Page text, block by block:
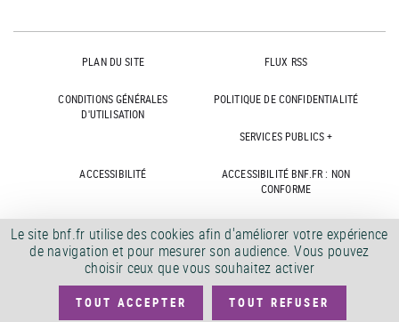
PLAN DU SITE FLUX RSS
CONDITIONS GÉNÉRALES
D'UTILISATION
POLITIQUE DE CONFIDENTIALITÉ
SERVICES PUBLICS +
ACCESSIBILITÉ
ACCESSIBILITÉ BNF.FR : NON
CONFORME
MARCHÉS PUBLICS OFFRES D'EMPLOI
DÉMATÉRIALISATION FACTURES CRÉDITS
©
Le site bnf.fr utilise des cookies afin d'améliorer votre expérience
de navigation et pour mesurer son audience. Vous pouvez
choisir ceux que vous souhaitez activer
TOUT ACCEPTER TOUT REFUSER